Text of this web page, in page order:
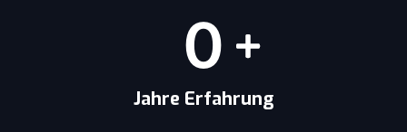
Jahre Erfahrung
0